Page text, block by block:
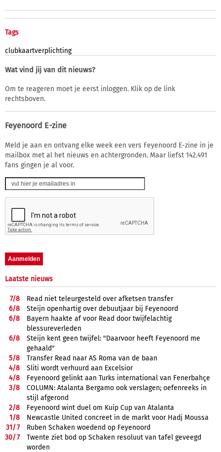
Tags
clubkaartverplichting
Wat vind jij van dit nieuws?
Om te reageren moet je eerst inloggen. Klik op de link
rechtsboven.
Feyenoord E-zine
Meld je aan en ontvang elke week een vers Feyenoord E-zine in je
mailbox met al het nieuws en achtergronden. Maar liefst 142.491
fans gingen je al voor.
Laatste nieuws
7/8
Read niet teleurgesteld over afketsen transfer
6/8
Steijn openhartig over debuutjaar bij Feyenoord
6/8
Bayern haakte af voor Read door twijfelachtig
blessureverleden
6/8
Steijn kent geen twijfel: "Daarvoor heeft Feyenoord me
gehaald"
5/8
Transfer Read naar AS Roma van de baan
4/8
Sliti wordt verhuurd aan Excelsior
4/8
Feyenoord gelinkt aan Turks international van Fenerbahçe
3/8
COLUMN: Atalanta Bergamo ook verslagen; oefenreeks in
stijl afgerond
2/8
Feyenoord wint duel om Kuip Cup van Atalanta
1/8
Newcastle United concreet in de markt voor Hadj Moussa
31/7
Ruben Schaken woedend op Feyenoord
30/7
Twente ziet bod op Schaken resoluut van tafel geveegd
worden